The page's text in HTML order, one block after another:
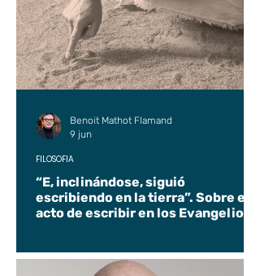
“E, inclinándose, siguió
escribiendo en la tierra”. Sobre el
acto de escribir en los Evangelios.
FILOSOFÍA
Benoit Mathot Flamand
9 jun